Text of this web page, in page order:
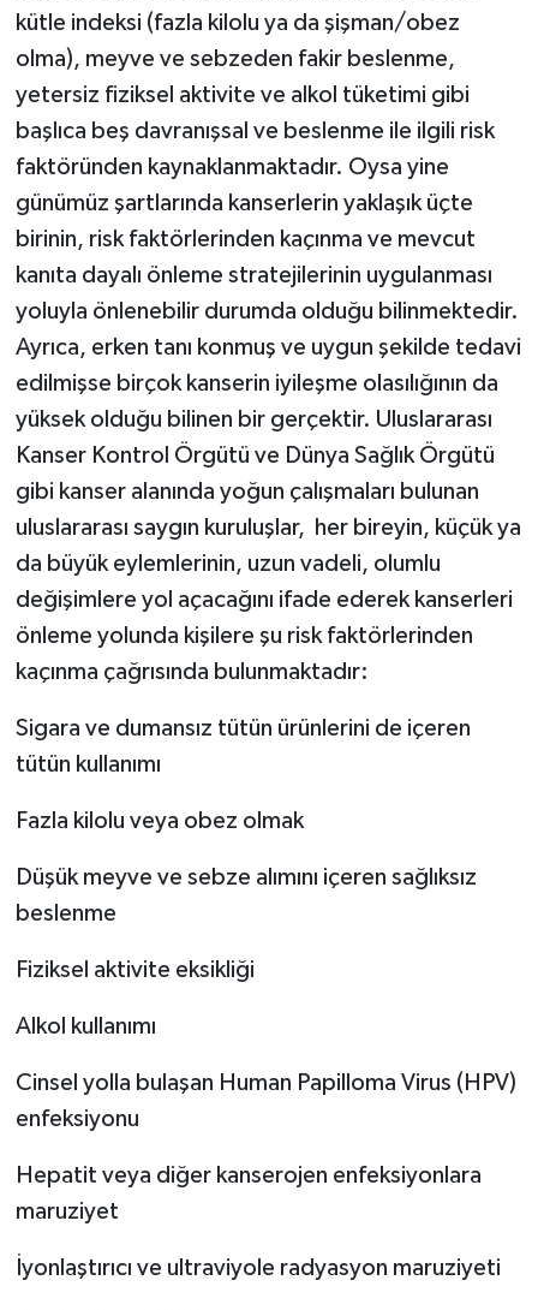
kütle indeksi (fazla kilolu ya da şişman/obez
olma), meyve ve sebzeden fakir beslenme,
yetersiz fiziksel aktivite ve alkol tüketimi gibi
başlıca beş davranışsal ve beslenme ile ilgili risk
faktöründen kaynaklanmaktadır. Oysa yine
günümüz şartlarında kanserlerin yaklaşık üçte
birinin, risk faktörlerinden kaçınma ve mevcut
kanıta dayalı önleme stratejilerinin uygulanması
yoluyla önlenebilir durumda olduğu bilinmektedir.
Ayrıca, erken tanı konmuş ve uygun şekilde tedavi
edilmişse birçok kanserin iyileşme olasılığının da
yüksek olduğu bilinen bir gerçektir. Uluslararası
Kanser Kontrol Örgütü ve Dünya Sağlık Örgütü
gibi kanser alanında yoğun çalışmaları bulunan
uluslararası saygın kuruluşlar, her bireyin, küçük ya
da büyük eylemlerinin, uzun vadeli, olumlu
değişimlere yol açacağını ifade ederek kanserleri
önleme yolunda kişilere şu risk faktörlerinden
kaçınma çağrısında bulunmaktadır:
Sigara ve dumansız tütün ürünlerini de içeren
tütün kullanımı
Fazla kilolu veya obez olmak
Düşük meyve ve sebze alımını içeren sağlıksız
beslenme
Fiziksel aktivite eksikliği
Alkol kullanımı
Cinsel yolla bulaşan Human Papilloma Virus (HPV)
enfeksiyonu
Hepatit veya diğer kanserojen enfeksiyonlara
maruziyet
İyonlaştırıcı ve ultraviyole radyasyon maruziyeti